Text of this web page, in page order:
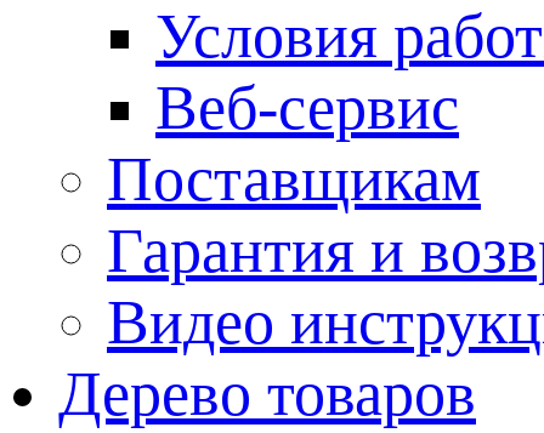
Условия
Веб-сервис
Поставщикам
Гарантия и
Видео
Дерево товаров